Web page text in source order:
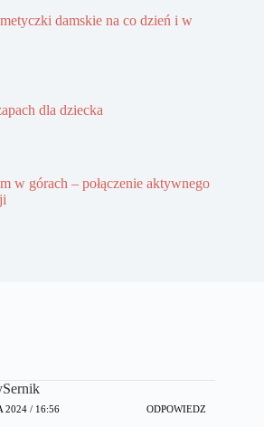
damskie na co dzień i w
dla dziecka
w górach – połączenie aktywnego
2024 / 16:56 ODPOWIEDZ